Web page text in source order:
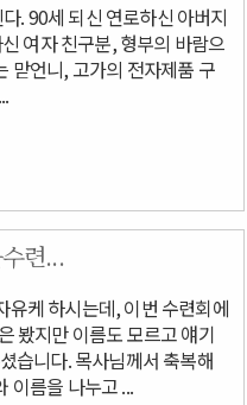
. 90세 되신 연로하신 아버지
여자 친구분, 형부의 바람으
맏언니, 고가의 전자제품 구
련...
케 하시는데, 이번 수련회에
봤지만 이름도 모르고 얘기
습니다. 목사님께서 축복해
이름을 나누고 ...